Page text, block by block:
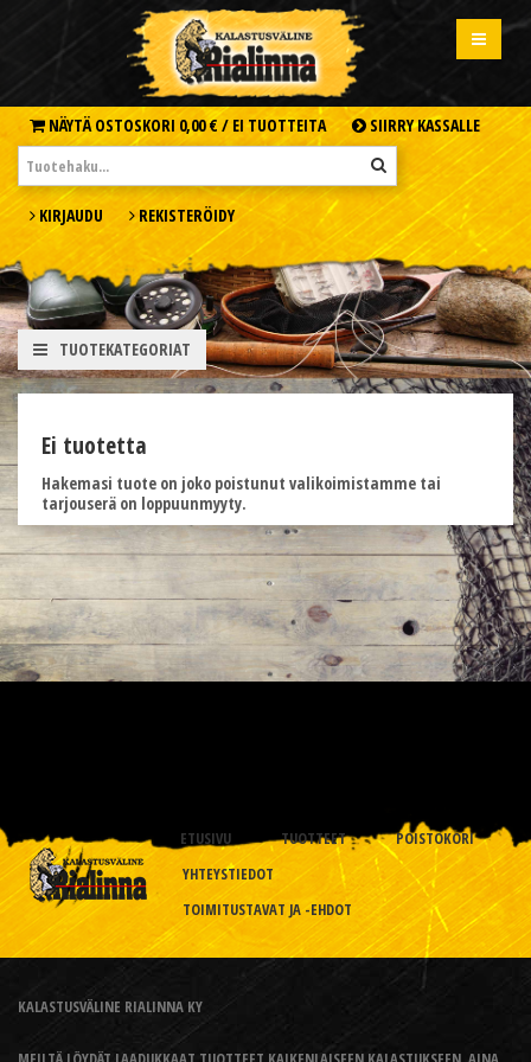
NÄYTÄ OSTOSKORI 0,00 € / EI TUOTTEITA SIIRRY KASSALLE
KIRJAUDU REKISTERÖIDY
TUOTEKATEGORIAT
Ei tuotetta
Hakemasi tuote on joko poistunut valikoimistamme tai
tarjouserä on loppuunmyyty.
ETUSIVU TUOTTEET
POISTOKORI
YHTEYSTIEDOT
TOIMITUSTAVAT JA -EHDOT
KALASTUSVÄLINE RIALINNA KY